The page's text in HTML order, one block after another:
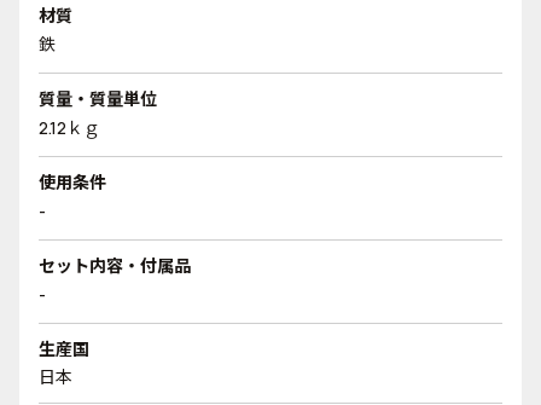
材質
鉄
質量・質量単位
2.12ｋｇ
使用条件
-
セット内容・付属品
-
生産国
日本